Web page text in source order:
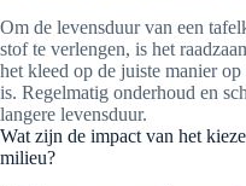
Om de levensduur van een
stof te verlengen, is het
het kleed op de juiste manier
is. Regelmatig onderhoud en
langere levensduur.
Wat zijn de impact van het
milieu?